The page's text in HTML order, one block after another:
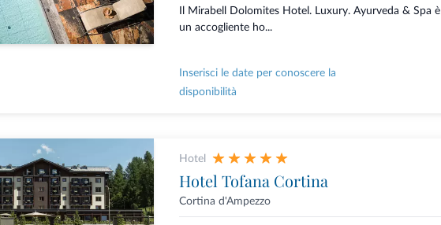
Il Mirabell Dolomites Hotel. Luxury. Ayurveda & Spa è
un accogliente ho...
Inserisci le date per conoscere la
disponibilità
Hotel
Hotel Tofana Cortina
Cortina d'Ampezzo